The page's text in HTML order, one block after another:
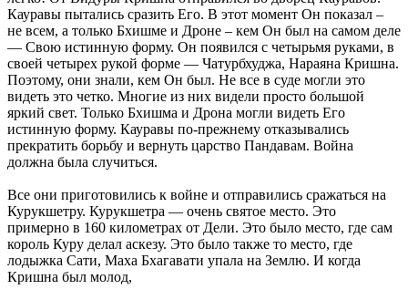
Кауравы пытались сразить Его. В этот момент Он показал –
не всем, а только Бхишме и Дроне – кем Он был на самом деле
— Свою истинную форму. Он появился с четырьмя руками, в
своей четырех рукой форме — Чатурбхуджа, Нараяна Кришна.
Поэтому, они знали, кем Он был. Не все в суде могли это
видеть это четко. Многие из них видели просто большой
яркий свет. Только Бхишма и Дрона могли видеть Его
истинную форму. Кауравы по-прежнему отказывались
прекратить борьбу и вернуть царство Пандавам. Война
должна была случиться.
Все они приготовились к войне и отправились сражаться на
Курукшетру. Курукшетра — очень святое место. Это
примерно в 160 километрах от Дели. Это было место, где сам
король Куру делал аскезу. Это было также то место, где
лодыжка Сати, Маха Бхагавати упала на Землю. И когда
Кришна был молод,